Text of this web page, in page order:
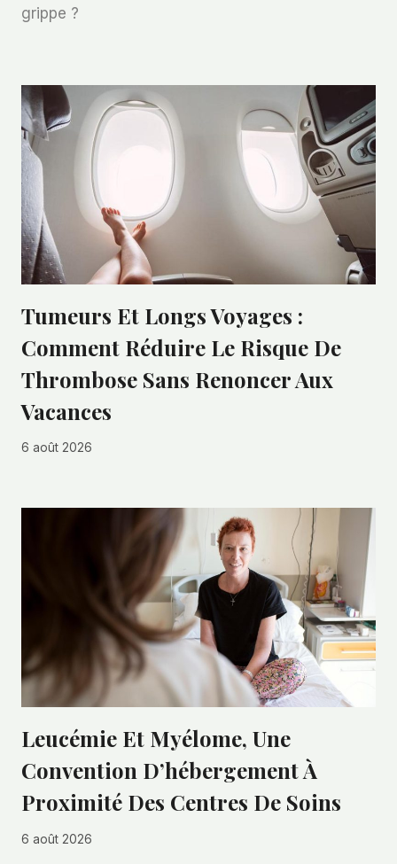
grippe ?
Tumeurs Et Longs Voyages :
Comment Réduire Le Risque De
Thrombose Sans Renoncer Aux
Vacances
6 août 2026
Leucémie Et Myélome, Une
Convention D’hébergement À
Proximité Des Centres De Soins
6 août 2026